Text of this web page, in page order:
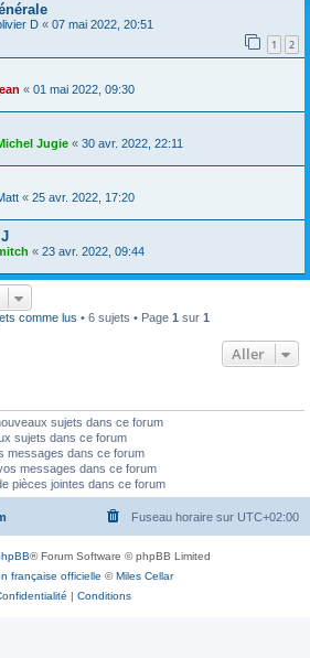
D « 07 mai 2022, 20:51
1 2
« 01 mai 2022, 09:30
Jugie « 30 avr. 2022, 22:11
« 25 avr. 2022, 17:20
« 23 avr. 2022, 09:44
comme lus • 6 sujets • Page 1 sur 1
Aller
sujets dans ce forum
sujets dans ce forum
messages dans ce forum
messages dans ce forum
pièces jointes dans ce forum
Fuseau horaire sur UTC+02:00
® Forum Software © phpBB Limited
française officielle ©Miles Cellar
| Conditions